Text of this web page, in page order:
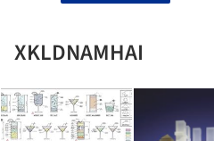
XKLDNAMHAI